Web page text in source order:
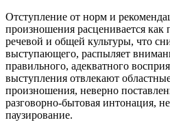
Отступление от норм и
произношения расценивается как
речевой и общей культуры, что
выступающего, распыляет
правильного, адекватного
выступления отвлекают
произношения, неверно
разговорно-бытовая интонация,
паузирование.